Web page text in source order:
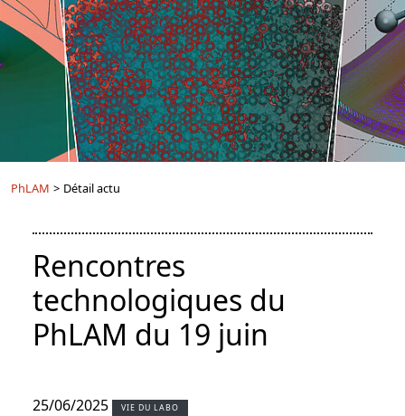
PhLAM > Détail actu
Rencontres
technologiques du
PhLAM du 19 juin
25/06/2025 VIE DU LABO